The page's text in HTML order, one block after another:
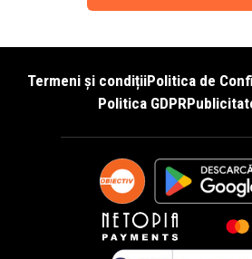
Termeni și condițiiPolitica de
Politica GDPR